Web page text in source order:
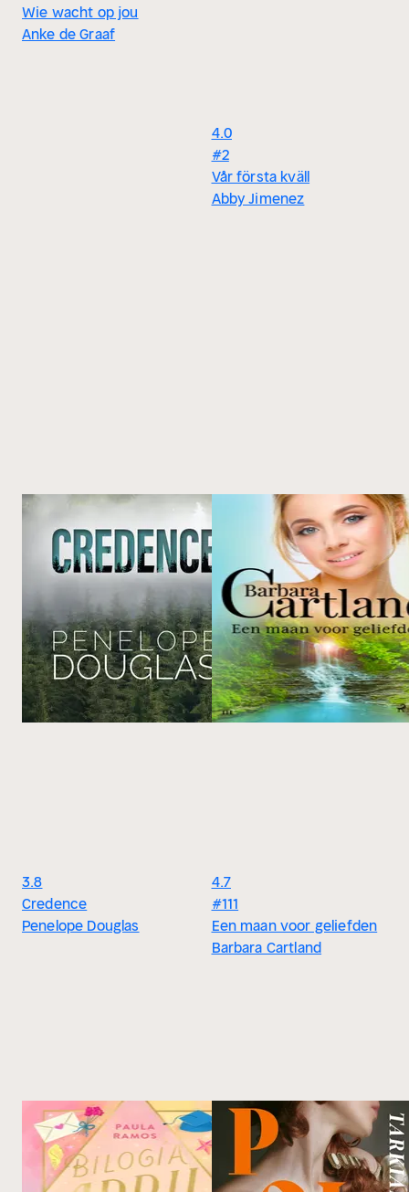
Wie wacht op jou
Anke de Graaf
4.0
#2
Vår första kväll
Abby Jimenez
3.8
Credence
Penelope Douglas
4.7
#111
Een maan voor geliefden
Barbara Cartland